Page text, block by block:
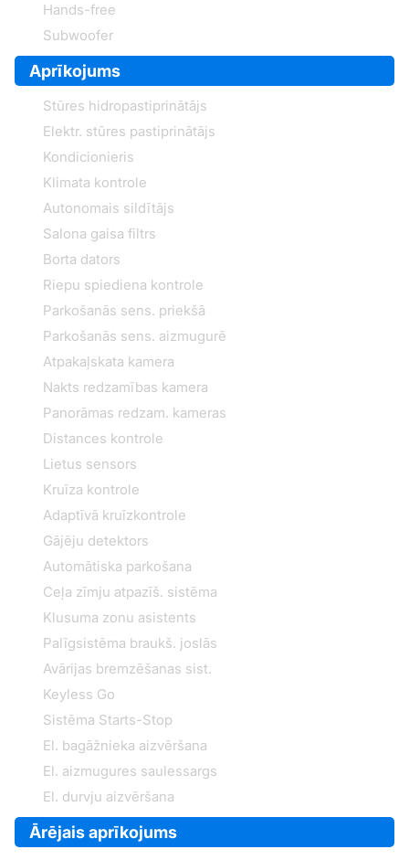
Hands-free
Subwoofer
Aprīkojums
Stūres hidropastiprinātājs
Elektr. stūres pastiprinātājs
Kondicionieris
Klimata kontrole
Autonomais sildītājs
Salona gaisa filtrs
Borta dators
Riepu spiediena kontrole
Parkošanās sens. priekšā
Parkošanās sens. aizmugurē
Atpakaļskata kamera
Nakts redzamības kamera
Panorāmas redzam. kameras
Distances kontrole
Lietus sensors
Kruīza kontrole
Adaptīvā kruīzkontrole
Gājēju detektors
Automātiska parkošana
Ceļa zīmju atpazīš. sistēma
Klusuma zonu asistents
Palīgsistēma braukš. joslās
Avārijas bremzēšanas sist.
Keyless Go
Sistēma Starts-Stop
El. bagāžnieka aizvēršana
El. aizmugures saulessargs
El. durvju aizvēršana
Ārējais aprīkojums